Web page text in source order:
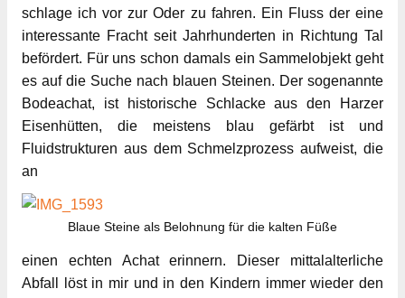
schlage ich vor zur Oder zu fahren. Ein Fluss der eine
interessante Fracht seit Jahrhunderten in Richtung Tal
befördert. Für uns schon damals ein Sammelobjekt geht
es auf die Suche nach blauen Steinen. Der sogenannte
Bodeachat, ist historische Schlacke aus den Harzer
Eisenhütten, die meistens blau gefärbt ist und
Fluidstrukturen aus dem Schmelzprozess aufweist, die
an
Blaue Steine als Belohnung für die kalten Füße
einen echten Achat erinnern. Dieser mittalalterliche
Abfall löst in mir und in den Kindern immer wieder den